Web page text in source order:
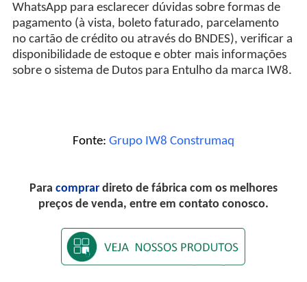
WhatsApp para esclarecer dúvidas sobre formas de
pagamento (à vista, boleto faturado, parcelamento
no cartão de crédito ou através do BNDES), verificar a
disponibilidade de estoque e obter mais informações
sobre o sistema de Dutos para Entulho da marca IW8.
Fonte: Grupo IW8 Construmaq
Para comprar direto de fábrica com os melhores
preços de venda, entre em contato conosco.